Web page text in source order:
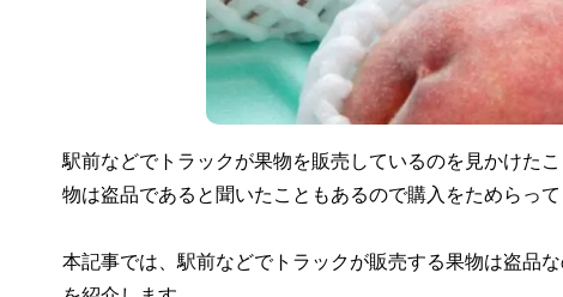
駅前などでトラックが果物を販売しているのを見かけた
物は盗品であると聞いたこともあるので購入をためらっ
本記事では、駅前などでトラックが販売する果物は盗品